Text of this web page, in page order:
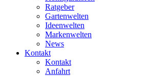
Ratgeber
Gartenwelten
Ideenwelten
Markenwelten
News
Kontakt
Kontakt
Anfahrt